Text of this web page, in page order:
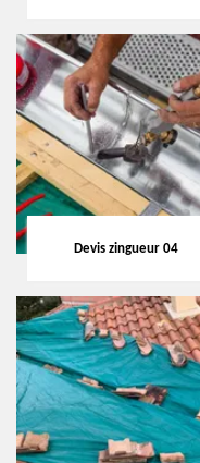
Devis zingueur 04